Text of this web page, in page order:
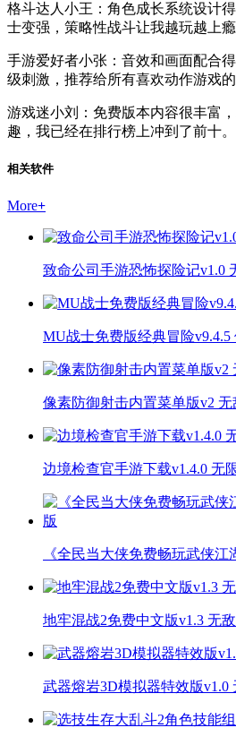
格斗达人小王：角色成长系统设计
士变强，策略性战斗让我越玩越上瘾
手游爱好者小张：音效和画面配合
级刺激，推荐给所有喜欢动作游戏的
游戏迷小刘：免费版本内容很丰富
趣，我已经在排行榜上冲到了前十。
相关软件
More+
致命公司手游恐怖探险记v1.0
MU战士免费版经典冒险v9.4.5
像素防御射击内置菜单版v2 无
边境检查官手游下载v1.4.0 无
《全民当大侠免费畅玩武侠
地牢混战2免费中文版v1.3 无
武器熔岩3D模拟器特效版v1.0